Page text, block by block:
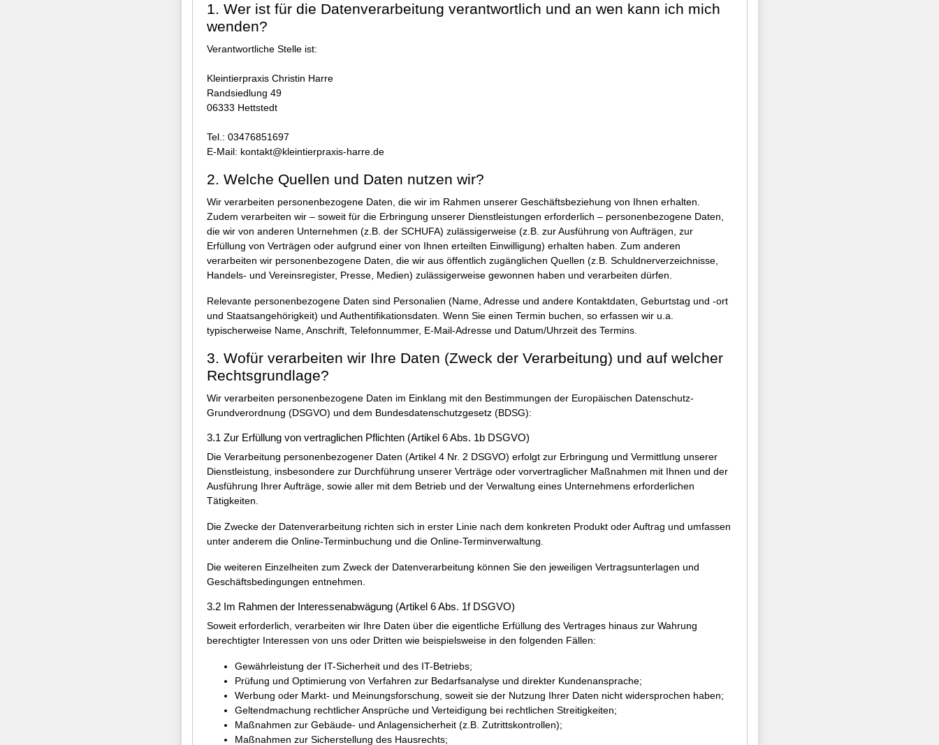
1. Wer ist für die Datenverarbeitung verantwortlich und an wen kann ich mich
wenden?
Verantwortliche Stelle ist:
Kleintierpraxis Christin Harre
Randsiedlung 49
06333 Hettstedt
Tel.: 03476851697
E-Mail: kontakt@kleintierpraxis-harre.de
2. Welche Quellen und Daten nutzen wir?
Wir verarbeiten personenbezogene Daten, die wir im Rahmen unserer Geschäftsbeziehung von Ihnen erhalten.
Zudem verarbeiten wir – soweit für die Erbringung unserer Dienstleistungen erforderlich – personenbezogene Daten,
die wir von anderen Unternehmen (z.B. der SCHUFA) zulässigerweise (z.B. zur Ausführung von Aufträgen, zur
Erfüllung von Verträgen oder aufgrund einer von Ihnen erteilten Einwilligung) erhalten haben. Zum anderen
verarbeiten wir personenbezogene Daten, die wir aus öffentlich zugänglichen Quellen (z.B. Schuldnerverzeichnisse,
Handels- und Vereinsregister, Presse, Medien) zulässigerweise gewonnen haben und verarbeiten dürfen.
Relevante personenbezogene Daten sind Personalien (Name, Adresse und andere Kontaktdaten, Geburtstag und -ort
und Staatsangehörigkeit) und Authentifikationsdaten. Wenn Sie einen Termin buchen, so erfassen wir u.a.
typischerweise Name, Anschrift, Telefonnummer, E-Mail-Adresse und Datum/Uhrzeit des Termins.
3. Wofür verarbeiten wir Ihre Daten (Zweck der Verarbeitung) und auf welcher
Rechtsgrundlage?
Wir verarbeiten personenbezogene Daten im Einklang mit den Bestimmungen der Europäischen Datenschutz-
Grundverordnung (DSGVO) und dem Bundesdatenschutzgesetz (BDSG):
3.1 Zur Erfüllung von vertraglichen Pflichten (Artikel 6 Abs. 1b DSGVO)
Die Verarbeitung personenbezogener Daten (Artikel 4 Nr. 2 DSGVO) erfolgt zur Erbringung und Vermittlung unserer
Dienstleistung, insbesondere zur Durchführung unserer Verträge oder vorvertraglicher Maßnahmen mit Ihnen und der
Ausführung Ihrer Aufträge, sowie aller mit dem Betrieb und der Verwaltung eines Unternehmens erforderlichen
Tätigkeiten.
Die Zwecke der Datenverarbeitung richten sich in erster Linie nach dem konkreten Produkt oder Auftrag und umfassen
unter anderem die Online-Terminbuchung und die Online-Terminverwaltung.
Die weiteren Einzelheiten zum Zweck der Datenverarbeitung können Sie den jeweiligen Vertragsunterlagen und
Geschäftsbedingungen entnehmen.
3.2 Im Rahmen der Interessenabwägung (Artikel 6 Abs. 1f DSGVO)
Soweit erforderlich, verarbeiten wir Ihre Daten über die eigentliche Erfüllung des Vertrages hinaus zur Wahrung
berechtigter Interessen von uns oder Dritten wie beispielsweise in den folgenden Fällen:
Gewährleistung der IT-Sicherheit und des IT-Betriebs;
Prüfung und Optimierung von Verfahren zur Bedarfsanalyse und direkter Kundenansprache;
Werbung oder Markt- und Meinungsforschung, soweit sie der Nutzung Ihrer Daten nicht widersprochen haben;
Geltendmachung rechtlicher Ansprüche und Verteidigung bei rechtlichen Streitigkeiten;
Maßnahmen zur Gebäude- und Anlagensicherheit (z.B. Zutrittskontrollen);
Maßnahmen zur Sicherstellung des Hausrechts;